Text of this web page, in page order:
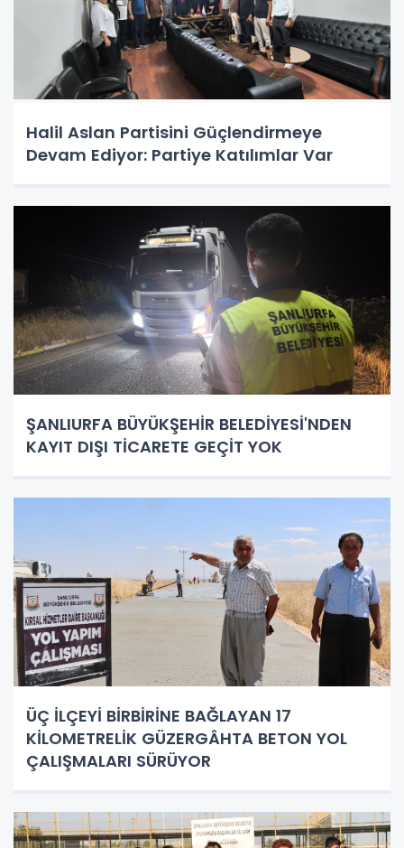
Halil Aslan Partisini Güçlendirmeye
Devam Ediyor: Partiye Katılımlar Var
ŞANLIURFA BÜYÜKŞEHİR BELEDİYESİ'NDEN
KAYIT DIŞI TİCARETE GEÇİT YOK
ÜÇ İLÇEYİ BİRBİRİNE BAĞLAYAN 17
KİLOMETRELİK GÜZERGÂHTA BETON YOL
ÇALIŞMALARI SÜRÜYOR